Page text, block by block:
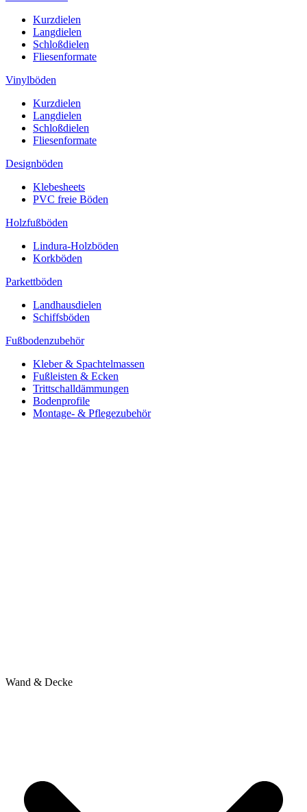
Kurzdielen
Langdielen
Schloßdielen
Fliesenformate
Vinylböden
Kurzdielen
Langdielen
Schloßdielen
Fliesenformate
Designböden
Klebesheets
PVC freie Böden
Holzfußböden
Lindura-Holzböden
Korkböden
Parkettböden
Landhausdielen
Schiffsböden
Fußbodenzubehör
Kleber & Spachtelmassen
Fußleisten & Ecken
Trittschalldämmungen
Bodenprofile
Montage- & Pflegezubehör
Wand & Decke